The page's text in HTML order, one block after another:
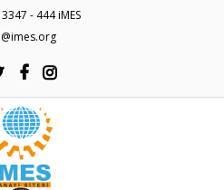
- 444 iMES